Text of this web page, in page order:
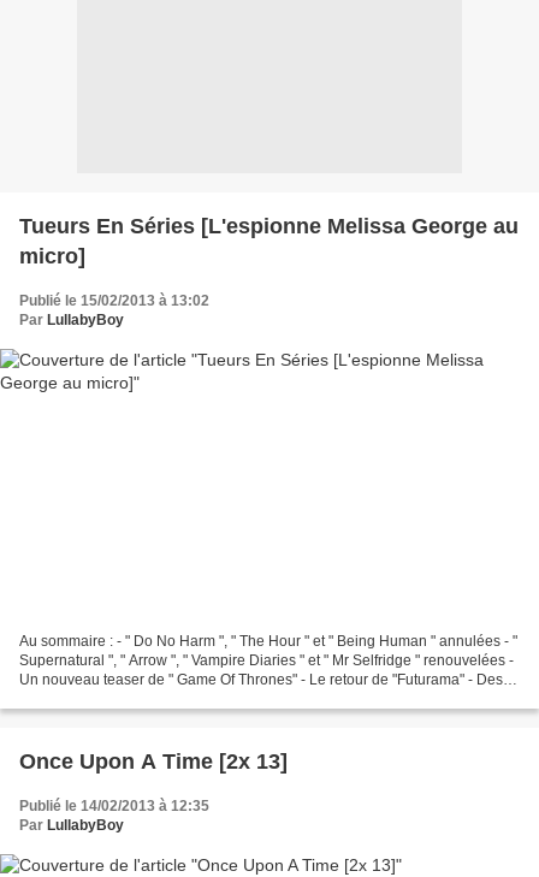
Tueurs En Séries [L'espionne Melissa George au
micro]
Publié le 15/02/2013 à 13:02
Par LullabyBoy
Au sommaire : - " Do No Harm ", " The Hour " et " Being Human " annulées - "
Supernatural ", " Arrow ", " Vampire Diaries " et " Mr Selfridge " renouvelées -
Un nouveau teaser de " Game Of Thrones" - Le retour de "Futurama" - Des
Once Upon A Time [2x 13]
Publié le 14/02/2013 à 12:35
Par LullabyBoy